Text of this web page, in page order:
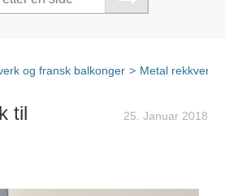
og fransk balkonger > Metal rekkverk
25. Januar 2018
til